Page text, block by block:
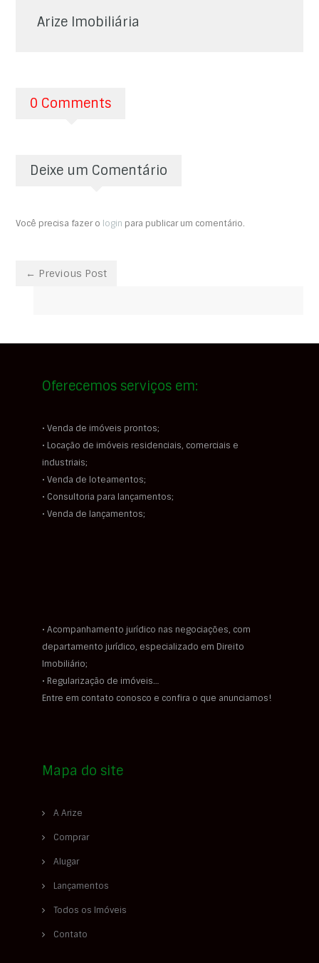
Arize Imobiliária
0 Comments
Deixe um Comentário
Você precisa fazer o login para publicar um comentário.
← Previous Post
Oferecemos serviços em:
• Venda de imóveis prontos;
• Locação de imóveis residenciais, comerciais e
industriais;
• Venda de loteamentos;
• Consultoria para lançamentos;
• Venda de lançamentos;
• Acompanhamento jurídico nas negociações, com
departamento jurídico, especializado em Direito
Imobiliário;
• Regularização de imóveis…
Entre em contato conosco e confira o que anunciamos!
Mapa do site
A Arize
Comprar
Alugar
Lançamentos
Todos os Imóveis
Contato